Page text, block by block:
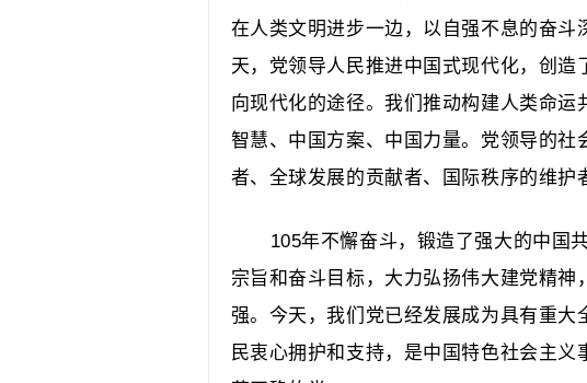
在人类文明进步一边，以自强不息的奋
天，党领导人民推进中国式现代化，创
向现代化的途径。我们推动构建人类命
智慧、中国方案、中国力量。党领导的
者、全球发展的贡献者、国际秩序的维护
105年不懈奋斗，锻造了强大的中国共
宗旨和奋斗目标，大力弘扬伟大建党精
强。今天，我们党已经发展成为具有重
民衷心拥护和支持，是中国特色社会主